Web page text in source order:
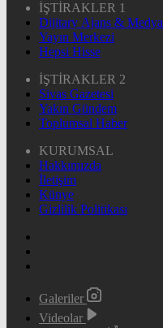
İŞTİRAKLER 1
Dijitary Ajans & Medya
Yayın Merkezi
Hepsi Hisse
İŞTİRAKLER 2
Sivas Gazetesi
Yakın Gündem
Toplumsal Haber
KURUMSAL
Hakkımızda
İletişim
Künye
Gizlilik Politikası
Galeriler
Videolar